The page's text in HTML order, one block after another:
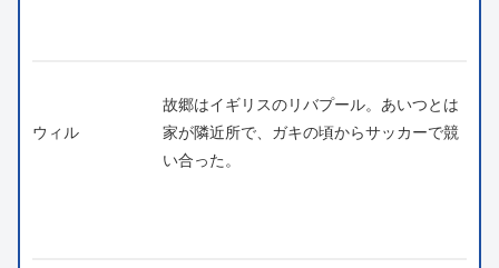
ウィル
故郷はイギリスのリバプール。あいつとは
家が隣近所で、ガキの頃からサッカーで競
い合った。